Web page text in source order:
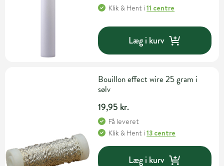
Klik & Hent i11 centre
Læg i kurv
Bouillon effect wire 25 gram i
sølv
19,95 kr.
Få leveret
Klik & Hent i13 centre
Læg i kurv